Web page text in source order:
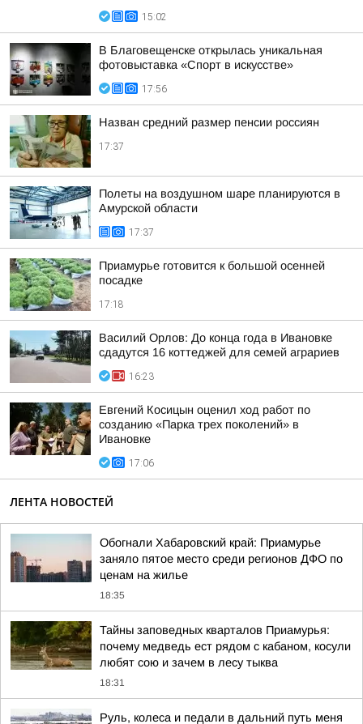
15:02
В Благовещенске открылась уникальная
фотовыставка «Спорт в искусстве»
17:56
Назван средний размер пенсии россиян
17:37
Полеты на воздушном шаре планируются в
Амурской области
17:37
Приамурье готовится к большой осенней
посадке
17:18
Василий Орлов: До конца года в Ивановке
сдадутся 16 коттеджей для семей аграриев
16:23
Евгений Косицын оценил ход работ по
созданию «Парка трех поколений» в
Ивановке
17:06
ЛЕНТА НОВОСТЕЙ
Обогнали Хабаровский край: Приамурье
заняло пятое место среди регионов ДФО по
ценам на жилье
18:35
Тайны заповедных кварталов Приамурья:
почему медведь ест рядом с кабаном, косули
любят сою и зачем в лесу тыква
18:31
Руль, колеса и педали в дальний путь меня